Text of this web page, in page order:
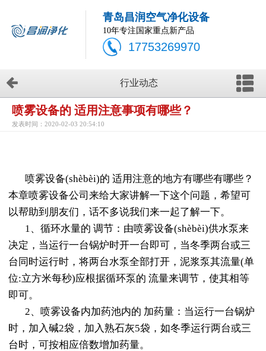
青岛昌润空气净化设备
10年专注国家重点新产品
17753269970
行业动态
喷雾设备的 适用注意事项有哪些？
发表时间：2020-02-03 20:54:10
喷雾设备(shèbèi)的 适用注意的地方有哪些有哪些？
本章喷雾设备公司来给大家讲解一下这个问题，希望可
以帮助到朋友们，话不多说我们来一起了解一下。
1、循环水量的 调节：由喷雾设备(shèbèi)供水泵来
决定，当运行一台锅炉时开一台即可，当冬季两台或三
台同时运行时，将两台水泵全部打开，泥浆泵其流量(单
位:立方米每秒)应根据循环泵的 流量来调节，使其相等
即可。
2、喷雾设备内加药池内的 加药量：当运行一台锅炉
时，加入碱2袋，加入熟石灰5袋，如冬季运行两台或三
台时，可按相应倍数增加药量。